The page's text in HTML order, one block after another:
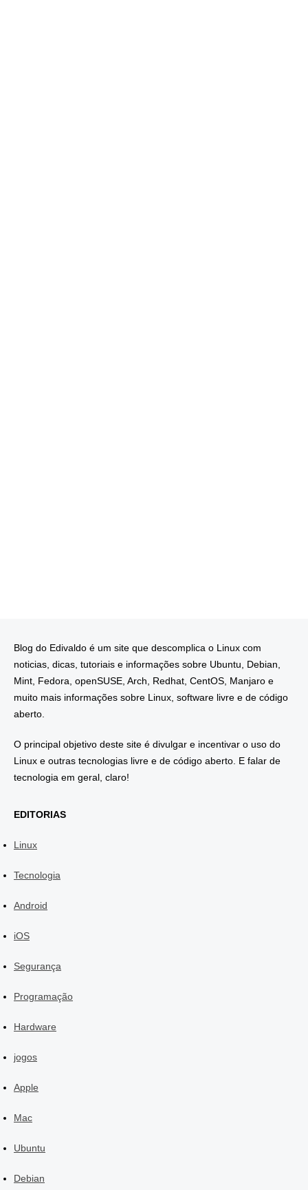
Blog do Edivaldo é um site que descomplica o Linux com
noticias, dicas, tutoriais e informações sobre Ubuntu, Debian,
Mint, Fedora, openSUSE, Arch, Redhat, CentOS, Manjaro e
muito mais informações sobre Linux, software livre e de código
aberto.
O principal objetivo deste site é divulgar e incentivar o uso do
Linux e outras tecnologias livre e de código aberto. E falar de
tecnologia em geral, claro!
EDITORIAS
Linux
Tecnologia
Android
iOS
Segurança
Programação
Hardware
jogos
Apple
Mac
Ubuntu
Debian